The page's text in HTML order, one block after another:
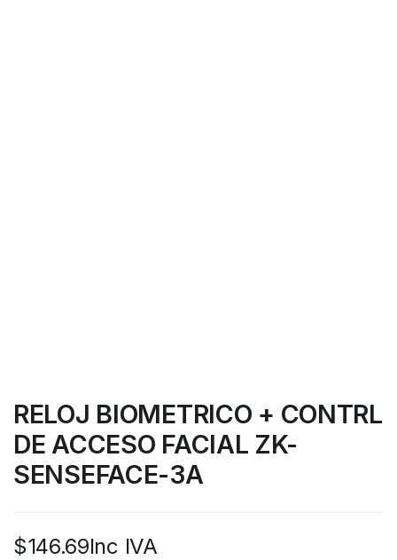
RELOJ BIOMETRICO + CONTRL
DE ACCESO FACIAL ZK-
SENSEFACE-3A
$146.69Inc IVA